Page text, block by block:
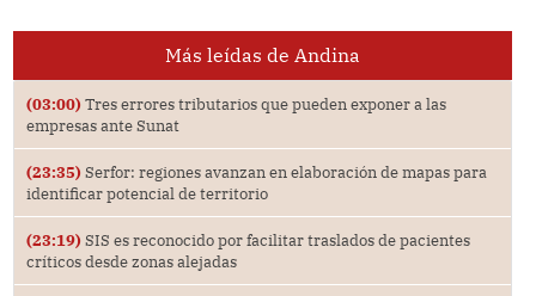
Más leídas de Andina
(03:00) Tres errores tributarios que pueden exponer a las
empresas ante Sunat
(23:35) Serfor: regiones avanzan en elaboración de mapas para
identificar potencial de territorio
(23:19) SIS es reconocido por facilitar traslados de pacientes
críticos desde zonas alejadas